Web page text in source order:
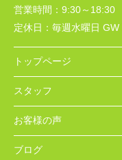
営業時間： 9:30～18:30
定休日： 毎週水曜日
トップページ
スタッフ
お客様の声
ブログ